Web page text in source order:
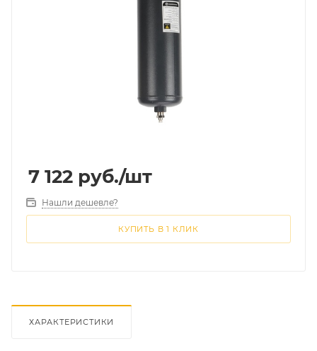
7 122 руб./шт
Нашли дешевле?
КУПИТЬ В 1 КЛИК
ХАРАКТЕРИСТИКИ